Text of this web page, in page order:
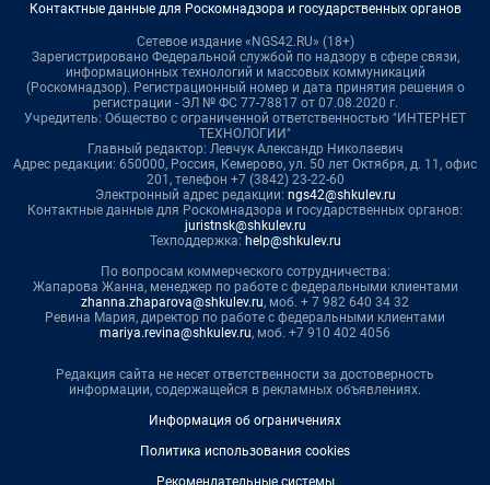
Контактные данные для Роскомнадзора и государственных органов
Сетевое издание «NGS42.RU» (18+)
Зарегистрировано Федеральной службой по надзору в сфере связи,
информационных технологий и массовых коммуникаций
(Роскомнадзор). Регистрационный номер и дата принятия решения о
регистрации - ЭЛ № ФС 77-78817 от 07.08.2020 г.
Учредитель: Общество с ограниченной ответственностью "ИНТЕРНЕТ
ТЕХНОЛОГИИ"
Главный редактор: Левчук Александр Николаевич
Адрес редакции: 650000, Россия, Кемерово, ул. 50 лет Октября, д. 11, офис
201, телефон +7 (3842) 23-22-60
Электронный адрес редакции: ngs42@shkulev.ru
Контактные данные для Роскомнадзора и государственных органов:
juristnsk@shkulev.ru
Техподдержка: help@shkulev.ru
По вопросам коммерческого сотрудничества:
Жапарова Жанна, менеджер по работе с федеральными клиентами
zhanna.zhaparova@shkulev.ru, моб. + 7 982 640 34 32
Ревина Мария, директор по работе с федеральными клиентами
mariya.revina@shkulev.ru, моб. +7 910 402 4056
Редакция сайта не несет ответственности за достоверность
информации, содержащейся в рекламных объявлениях.
Информация об ограничениях
Политика использования cookies